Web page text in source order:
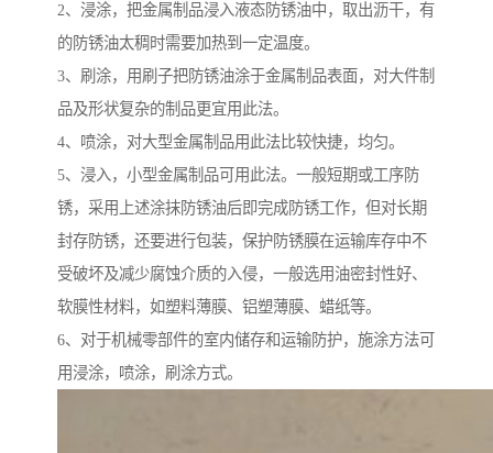
2、浸涂，把金属制品浸入液态防锈油中，取出沥干，有
的防锈油太稠时需要加热到一定温度。
3、刷涂，用刷子把防锈油涂于金属制品表面，对大件制
品及形状复杂的制品更宜用此法。
4、喷涂，对大型金属制品用此法比较快捷，均匀。
5、浸入，小型金属制品可用此法。一般短期或工序防
锈，采用上述涂抹防锈油后即完成防锈工作，但对长期
封存防锈，还要进行包装，保护防锈膜在运输库存中不
受破坏及减少腐蚀介质的入侵，一般选用油密封性好、
软膜性材料，如塑料薄膜、铝塑薄膜、蜡纸等。
6、对于机械零部件的室内储存和运输防护，施涂方法可
用浸涂，喷涂，刷涂方式。